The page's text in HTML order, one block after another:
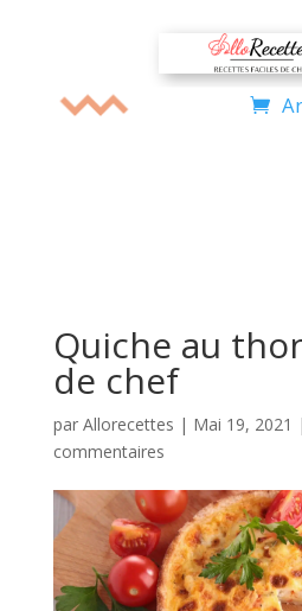
Quiche au
de chef
par Allorecettes | Mai 19, 2021 |
commentaires